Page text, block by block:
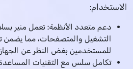
الاستخدام:
دعم متعدد الأنظمة: تعمل منير
التشغيل والمتصفحات، مما يضمن
للمستخدمين بغض النظر عن
تكامل سلس مع التقنيات